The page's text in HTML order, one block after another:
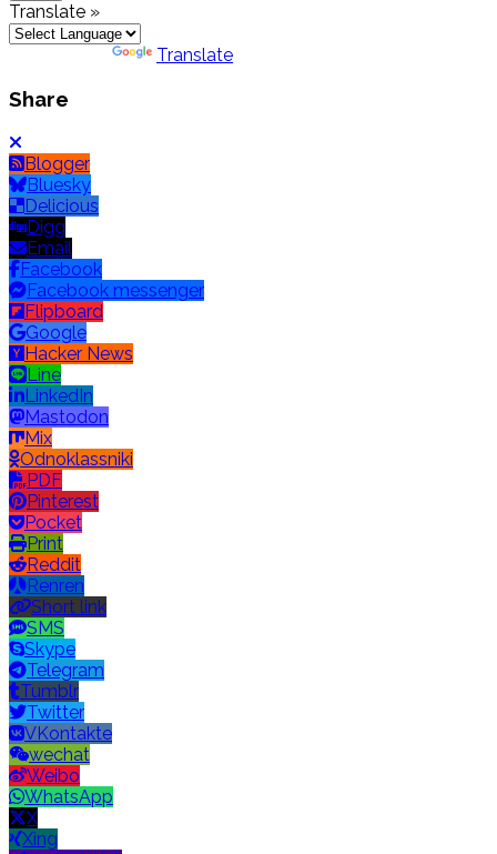
Translate »
Translate
Share
Blogger
Bluesky
Delicious
Digg
Email
Facebook
Facebook messenger
Flipboard
Google
Hacker News
Line
LinkedIn
Mastodon
Mix
Odnoklassniki
PDF
Pinterest
Pocket
Print
Reddit
Renren
Short link
SMS
Skype
Telegram
Tumblr
Twitter
VKontakte
wechat
Weibo
WhatsApp
X
Xing